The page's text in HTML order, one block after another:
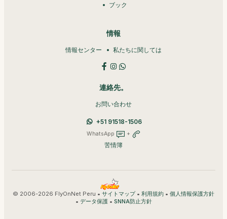
ブック
情報
情報センター 私たちに関しては
連絡先。
お問い合わせ
+51 91518-1506
WhatsApp +
苦情簿
© 2006-2026 FlyOnNet Peru • サイトマップ• 利用規約 • 個人情報保護方針
• データ保護• SNNA防止方針